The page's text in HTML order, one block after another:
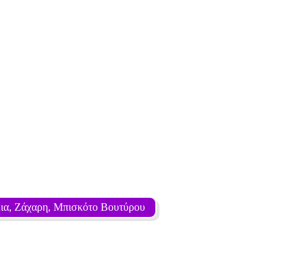
Ζάχαρη, Μπισκότο Βουτύρου